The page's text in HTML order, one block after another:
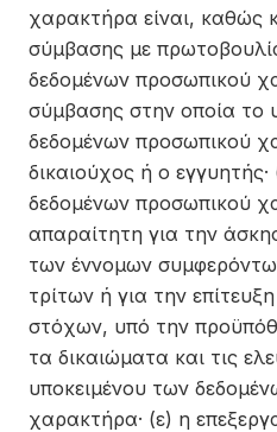
χαρακτήρα είναι, καθώς
σύμβασης με
δεδομένων προσωπικού
σύμβασης στην οποία το
δεδομένων προσωπικού
δικαιούχος ή ο
δεδομένων προσωπικού
απαραίτητη για την
των έννομων
τρίτων ή για την
στόχων, υπό την
τα δικαιώματα και τις
υποκειμένου των
χαρακτήρα· (ε) η